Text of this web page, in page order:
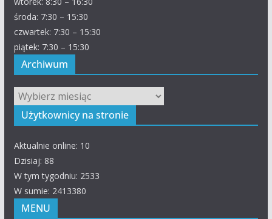
środa: 7:30 – 15:30
czwartek: 7:30 – 15:30
piątek: 7:30 – 15:30
Archiwum
Archiwum
Użytkownicy na stronie
Aktualnie online: 10
Dzisiaj: 88
W tym tygodniu: 2533
W sumie: 2413380
MENU